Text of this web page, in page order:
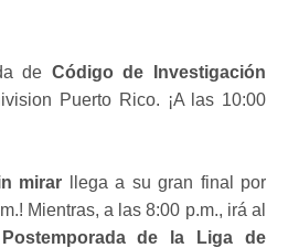
de Código de Investigación
Puerto Rico. ¡A las 10:00
mirar llega a su gran final por
Mientras, a las 8:00 p.m., irá al
Postemporada de la Liga de